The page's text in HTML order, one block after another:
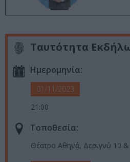
Ταυτότητα
Ημερομηνία:
01/11/2023
21:00
Τοποθεσία:
Θέατρο Αθηνά, Δεριγνύ 10